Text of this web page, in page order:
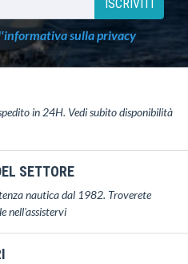
ISCRIVITI
sulla privacy
in 24H. Vedi subito disponibilità
SETTORE
nautica dal 1982. Troverete
nell'assistervi